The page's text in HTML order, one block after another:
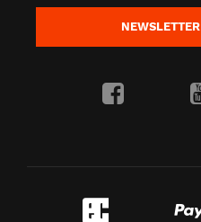
NEWSLETTER